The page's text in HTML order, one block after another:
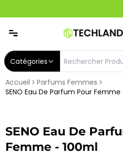
Catégories
Accueil
Parfums Femmes
SENO Eau De Parfum Pour
SENO Eau De
Femme - 100ml